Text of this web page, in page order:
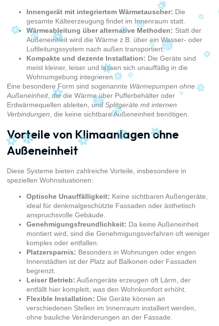
Innengerät mit integriertem Wärmetauscher: Die
gesamte Kälteerzeugung findet im Innenraum statt.
Wärmeableitung über alternative Methoden: Statt der
Außeneinheit wird die Wärme z.B. über ein Wasser- oder
Luftleitungssystem nach außen transportiert.
Kompakte und dezente Installation: Die Geräte sind
meist kleiner, leiser und lassen sich unauffällig in die
Wohnumgebung integrieren.
Eine besondere Form sind sogenannte Wärmepumpen ohne
Außeneinheit, die die Wärme über Pufferbehälter oder
Erdwärmequellen ableiten, undSplitgeräte mit internen
Verbindungen, die keine sichtbare Außeneinheit benötigen.
Vorteile von Klimaanlagen ohne
Außeneinheit
Diese Systeme bieten zahlreiche Vorteile, insbesondere in
speziellen Wohnsituationen:
Optische Unauffälligkeit: Keine sichtbaren Außengeräte,
ideal für denkmalgeschützte Fassaden oder ästhetisch
anspruchsvolle Gebäude.
Genehmigungsfreundlichkeit: Da keine Außeneinheit
montiert wird, sind die Genehmigungsverfahren oft weniger
komplex oder entfallen.
Platzersparnis: Besonders in Wohnungen oder engen
Innenstädten ist der Platz auf Balkonen oder Fassaden
begrenzt.
Leiser Betrieb: Außengeräte erzeugen oft Lärm, der
entfällt hier komplett, was den Wohnkomfort erhöht.
Flexible Installation: Die Geräte können an
verschiedenen Stellen im Innenraum installiert werden,
ohne bauliche Veränderungen an der Fassade.